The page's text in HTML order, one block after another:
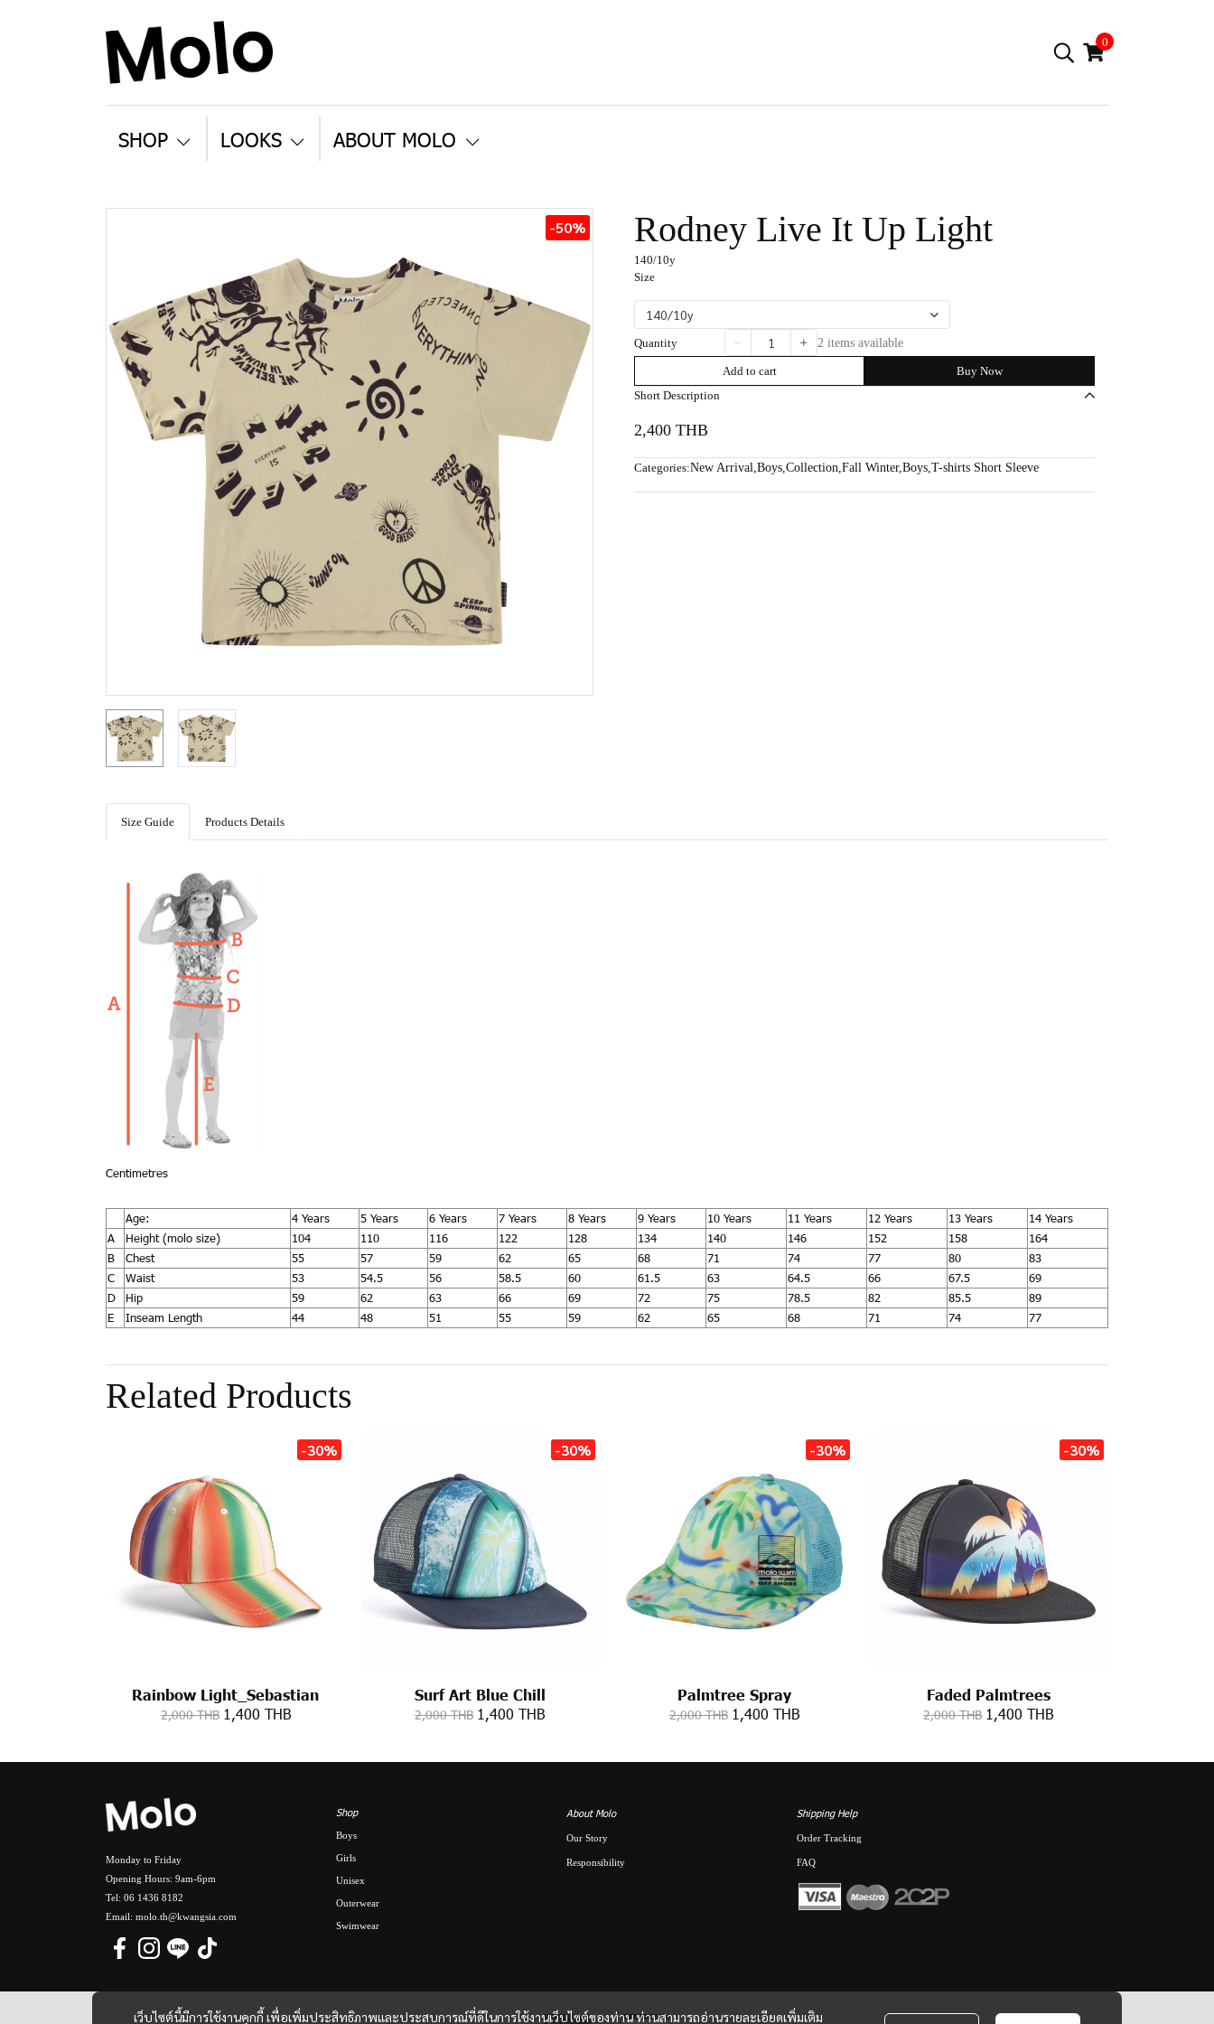
0
SHOP LOOKS ABOUT MOLO
-50% Rodney Live It Up Light
140/10y
Size
140/10y
Quantity 2 items available
Add to cart
Buy Now
Short Description
2,400 THB
Categories:New Arrival,Boys,Collection,Fall Winter,Boys,T-shirts Short Sleeve
Size Guide Products Details
Centimetres
Age: 4 Years 5 Years 6 Years 7 Years 8 Years 9 Years 10 Years 11 Years 12 Years 13 Years
14 Years
A
Height (molo size) 104 110 116 122 128 134 140 146 152 158
164
B
Chest 55 57 59 62 65 68 71 74 77 80
83
C
Waist 53 54.5 56 58.5 60 61.5 63 64.5 66 67.5
69
D
Hip 59 62 63 66 69 72 75 78.5 82 85.5
89
E
Inseam Length 44 48 51 55 59 62 65 68 71 74 77
Related Products
-30%
Rainbow Light_Sebastian
2,000 THB 1,400 THB
-30%
Surf Art Blue Chill
2,000 THB 1,400 THB
-30%
Palmtree Spray
2,000 THB 1,400 THB
-30%
Faded Palmtrees
2,000 THB 1,400 THB
เว็บไซต์นี้มีการใช้งานคุกกี้ เพื่อเพิ่มประสิทธิภาพและประสบการณ์ที่ดีในการใช้งานเว็บไซต์ของท่าน ท่านสามารถอ่านรายละเอียดเพิ่มเติม
Monday to Friday
Opening Hours: 9am-6pm
Tel: 06 1436 8182
Email: molo.th@kwangsia.com
Shop
Boys
Girls
Unisex
Outerwear
Swimwear
About Molo
Our Story
Responsibility
Shipping Help
Order Tracking
FAQ